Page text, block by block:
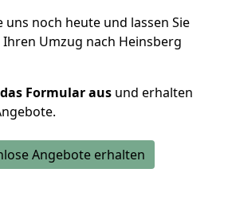
uns noch heute und lassen Sie
Umzug nach Heinsberg
Formular aus und erhalten
Angebote erhalten